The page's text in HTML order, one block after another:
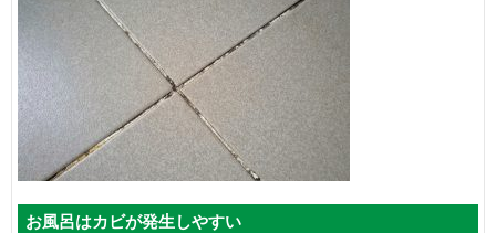
お風呂はカビが発生しやすい